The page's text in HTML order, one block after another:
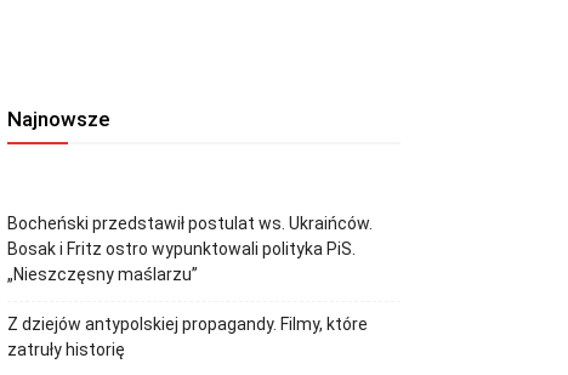
Najnowsze
Bocheński przedstawił postulat ws. Ukraińców.
Bosak i Fritz ostro wypunktowali polityka PiS.
„Nieszczęsny maślarzu”
Z dziejów antypolskiej propagandy. Filmy, które
zatruły historię